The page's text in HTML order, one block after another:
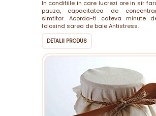
In conditiile in care lucrezi ore in sir
pauza, capacitatea de
simtitor. Acorda-ti cateva minute
folosind sarea de baie Antistress.
DETALII PRODUS